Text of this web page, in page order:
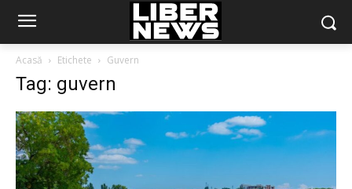
Acasă Etichete Guvern
Tag: guvern